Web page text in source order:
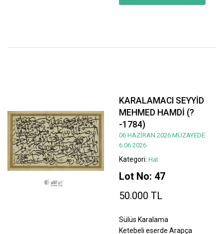
KARALAMACI SEYYİD
MEHMED HAMDİ (?
-1784)
06 HAZİRAN 2026 MÜZAYEDE
6.06.2026
Kategori: Hat
Lot No: 47
50.000 TL
Sülüs Karalama
Ketebeli eserde Arapça